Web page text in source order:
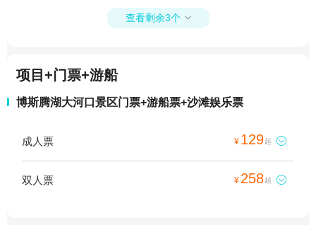
查看剩余3个 
项目+门票+游船
博斯腾湖大河口景区门票+游船票+沙滩娱乐票
成人票 ¥ 129起 
双人票 ¥ 258起 